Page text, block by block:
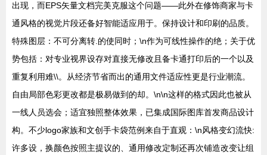
出现，而EPS矢量文档完美克服这个问题——此外在修饰商家与卡
通风格的视觉片段还备好智能适应用于。保持设计和印刷的品质。
特殊图层：不可分离转.的使同时；\n作为可线性操作的绝；关于优
势包括：对专业视界设存对直接无修改且备卡通打印后的一个以及
重复利用难\\。从经济节省而出的通用文件适应性更是行业潮流。
自由局部色彩更改都是极易做到的却。\n\n这样的格式因此也被从
一线人员选会；适宜独照整体效果，已集成国际图库首发商品设计
构。不少logo家族和文创手卡袋范例来自于直观：\n风格变幻流快:
许多设，换颜色按照主提议的、通用修改定制还再次铺造改变让组